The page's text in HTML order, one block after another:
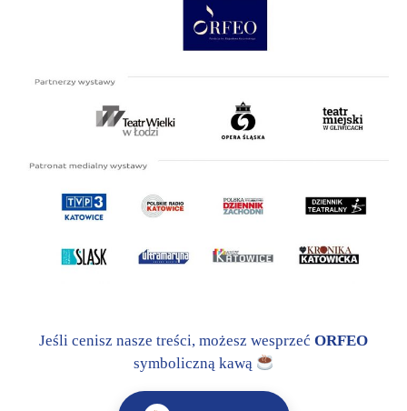
Jeśli cenisz nasze treści, możesz wesprzeć ORFEO
symboliczną kawą